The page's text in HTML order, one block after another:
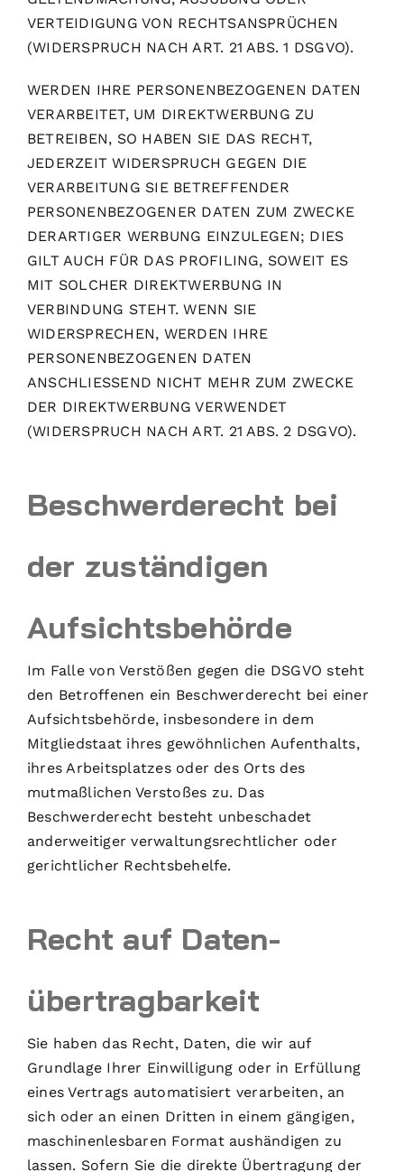
VERTEIDIGUNG VON RECHTSANSPRÜCHEN
(WIDERSPRUCH NACH ART. 21 ABS. 1 DSGVO).
WERDEN IHRE PERSONENBEZOGENEN DATEN
VERARBEITET, UM DIREKTWERBUNG ZU
BETREIBEN, SO HABEN SIE DAS RECHT,
JEDERZEIT WIDERSPRUCH GEGEN DIE
VERARBEITUNG SIE BETREFFENDER
PERSONENBEZOGENER DATEN ZUM ZWECKE
DERARTIGER WERBUNG EINZULEGEN; DIES
GILT AUCH FÜR DAS PROFILING, SOWEIT ES
MIT SOLCHER DIREKTWERBUNG IN
VERBINDUNG STEHT. WENN SIE
WIDERSPRECHEN, WERDEN IHRE
PERSONENBEZOGENEN DATEN
ANSCHLIESSEND NICHT MEHR ZUM ZWECKE
DER DIREKTWERBUNG VERWENDET
(WIDERSPRUCH NACH ART. 21 ABS. 2 DSGVO).
Beschwerde­recht bei
der zuständigen
Aufsichts­behörde
Im Falle von Verstößen gegen die DSGVO steht
den Betroffenen ein Beschwerderecht bei einer
Aufsichtsbehörde, insbesondere in dem
Mitgliedstaat ihres gewöhnlichen Aufenthalts,
ihres Arbeitsplatzes oder des Orts des
mutmaßlichen Verstoßes zu. Das
Beschwerderecht besteht unbeschadet
anderweitiger verwaltungsrechtlicher oder
gerichtlicher Rechtsbehelfe.
Recht auf Daten­
übertrag­barkeit
Sie haben das Recht, Daten, die wir auf
Grundlage Ihrer Einwilligung oder in Erfüllung
eines Vertrags automatisiert verarbeiten, an
sich oder an einen Dritten in einem gängigen,
maschinenlesbaren Format aushändigen zu
lassen. Sofern Sie die direkte Übertragung der